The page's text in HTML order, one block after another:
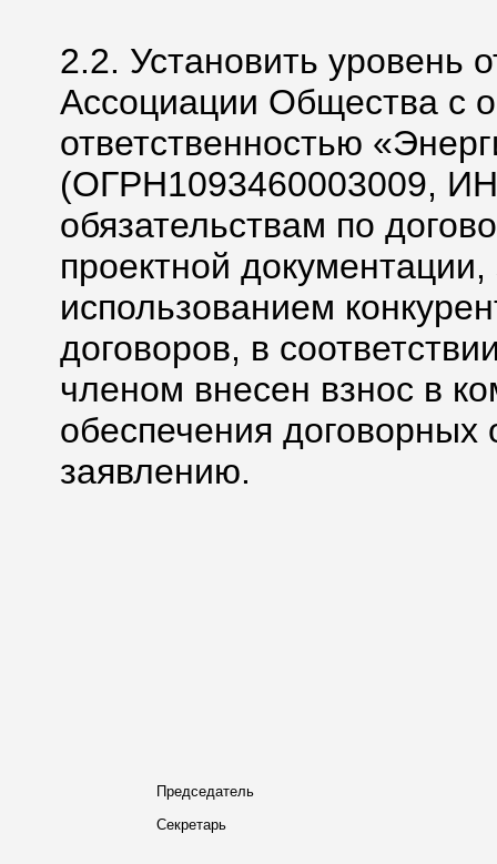
2.2. Установить уровень
Ассоциации Общества с
ответственностью
(ОГРН1093460003009,
обязательствам по
проектной
использованием
договоров, в
членом внесен взнос в
обеспечения договорных
заявлению.
Председатель
Секретарь